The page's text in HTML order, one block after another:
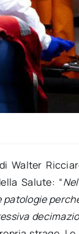
Walter
Salute: “